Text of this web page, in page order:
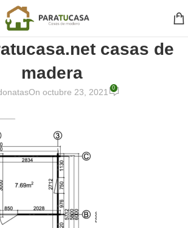
casas de
madera
On octubre 23, 2021 0